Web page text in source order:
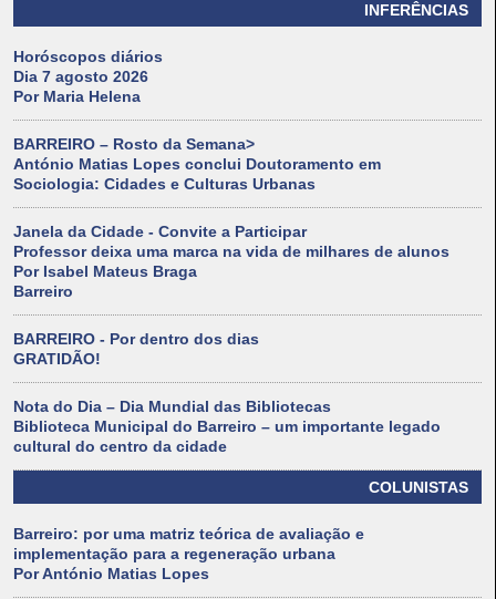
INFERÊNCIAS
Horóscopos diários
Dia 7 agosto 2026
Por Maria Helena
BARREIRO – Rosto da Semana>
António Matias Lopes conclui Doutoramento em
Sociologia: Cidades e Culturas Urbanas
Janela da Cidade - Convite a Participar
Professor deixa uma marca na vida de milhares de alunos
Por Isabel Mateus Braga
Barreiro
BARREIRO - Por dentro dos dias
GRATIDÃO!
Nota do Dia – Dia Mundial das Bibliotecas
Biblioteca Municipal do Barreiro – um importante legado
cultural do centro da cidade
COLUNISTAS
Barreiro: por uma matriz teórica de avaliação e
implementação para a regeneração urbana
Por António Matias Lopes